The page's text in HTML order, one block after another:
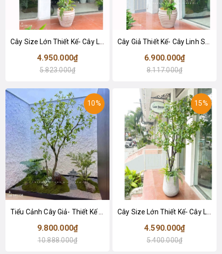
Cây Size Lớn Thiết Kế- Cây Linh Sơn Giả Decor Tiểu Cảnh, Thiết Kế Theo Yêu Cầu (220cm)- CC1378
4.950.000₫
5.823.000₫
Cây Giả Thiết Kế- Cây Linh Sơn Tiểu Cảnh Thiết Kế Không Gian Đẹp (220cm)- CC1355
6.900.000₫
8.117.000₫
10%
Tiểu Cảnh Cây Giả- Thiết Kế Tiểu Cảnh Cây Linh Sơn Giả Decor Không Gian Sống Xanh - RC143
9.800.000₫
10.888.000₫
15%
Cây Size Lớn Thiết Kế- Cây Linh Sơn Giả Trưng Bày Không Gian Xanh (200cm)- CC1251
4.590.000₫
5.400.000₫